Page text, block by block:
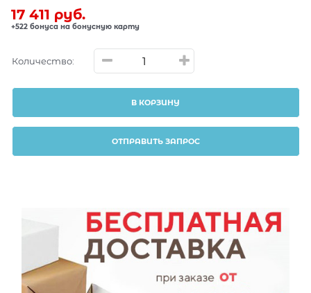
17 411 руб.
+522 бонуса на бонусную карту
Количество:
В КОРЗИНУ
ОТПРАВИТЬ ЗАПРОС